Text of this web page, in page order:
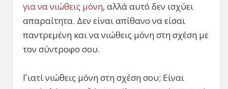
για να νιώθεις μόνη, αλλά αυτό δεν ισχύει
απαραίτητα. Δεν είναι απίθανο να είσαι
παντρεμένη και να νιώθεις μόνη στη σχέση με
τον σύντροφο σου.
Γιατί νιώθεις μόνη στη σχέση σου; Είναι